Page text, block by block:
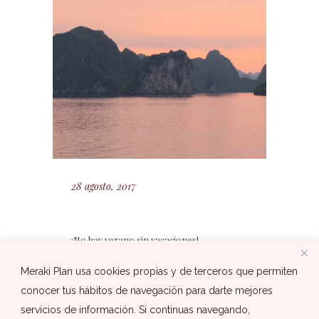
Meraki Plan usa cookies propias y de terceros que permiten
conocer tus hábitos de navegación para darte mejores
servicios de información. Si continuas navegando,
28 agosto, 2017
¡No hay verano sin vacaciones!
Lo bueno pasa rápido, ¡a veces
hasta demasiado! Esa sensación
de que el tiempo vuela y se nos